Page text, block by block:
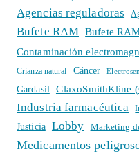
Agencias reguladoras
Bufete RAM Bufete
Contaminación
Crianza natural Cáncer
Gardasil GlaxoSmithKline
Industria farmacéutica
Justicia
Lobby Marketing
Medicamentos